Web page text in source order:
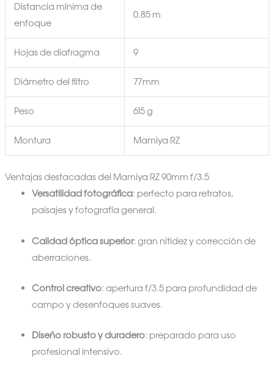
Distancia mínima de
enfoque
0.85 m
Hojas de diafragma 9
Diámetro del filtro 77mm
Peso 615 g
Montura Mamiya RZ
Ventajas destacadas del Mamiya RZ 90mm f/3.5
Versatilidad fotográfica: perfecto para retratos,
paisajes y fotografía general.
Calidad óptica superior: gran nitidez y corrección de
aberraciones.
Control creativo: apertura f/3.5 para profundidad de
campo y desenfoques suaves.
Diseño robusto y duradero: preparado para uso
profesional intensivo.